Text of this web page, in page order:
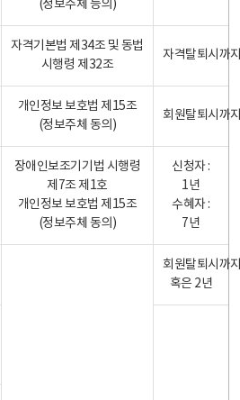
(정보주체 등의)
자격기본법 제34조 및 동법
시행령 제32조
자격탈퇴시까
개인정보 보호법 제15조
(정보주체 동의)
회원탈퇴시까
장애인보조기기법 시행령
제7조 제1호
개인정보 보호법 제15조
(정보주체 동의)
신청자 :
1년
수혜자 :
7년
회원탈퇴시까
혹은 2년